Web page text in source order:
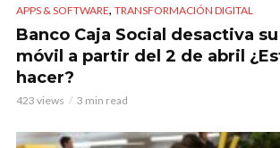
APPS & SOFTWARE, TRANSFORMACIÓN DIGITAL
Banco Caja Social desactiva
móvil a partir del 2 de abril
hacer?
423 views 3 min read